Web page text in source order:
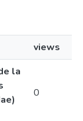
views
la
0